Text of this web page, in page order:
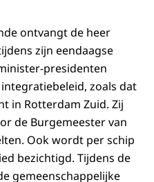
ontvangt de heer
zijn eendaagse
presidenten
zoals dat
in Rotterdam Zuid. Zij
de Burgemeester van
Ook wordt per schip
bezichtigd. Tijdens de
gemeenschappelijke